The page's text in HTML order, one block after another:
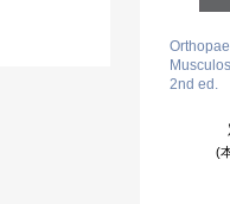
2nd ed.
(